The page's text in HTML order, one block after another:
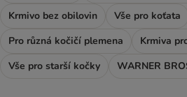
Krmivo bez obilovin
Vše pro koťata
Pro různá kočičí plemena
Krmiva
Vše pro starší kočky
WARNER